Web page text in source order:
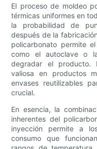
El proceso de moldeo
térmicas uniformes en
la probabilidad de
después de la
policarbonato permite
como el autoclave o
degradar el producto.
valiosa en productos
envases reutilizables
crucial.
En esencia, la
inherentes del
inyección permite a
consumo que